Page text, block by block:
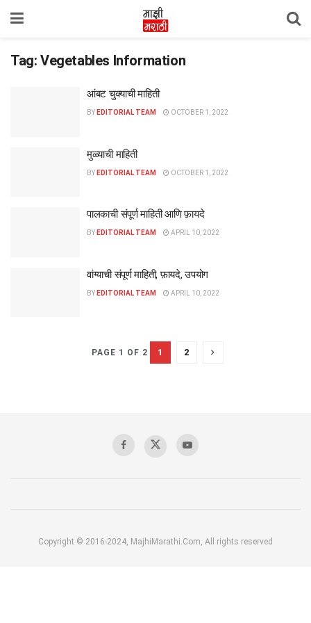
Tag: Vegetables Information
आंबट चुक्याची माहिती
BY EDITORIAL TEAM OCTOBER 1, 2022
मुळ्याची माहिती
BY EDITORIAL TEAM OCTOBER 1, 2022
पालकाची संपूर्ण माहिती आणि फ़ायदे
BY EDITORIAL TEAM APRIL 10, 2022
वांग्याची संपूर्ण माहिती, फ़ायदे, उपयोग
BY EDITORIAL TEAM APRIL 10, 2022
PAGE 1 OF 2 1 2
Copyright © 2016-2024, MajhiMarathi.Com, All rights reserved